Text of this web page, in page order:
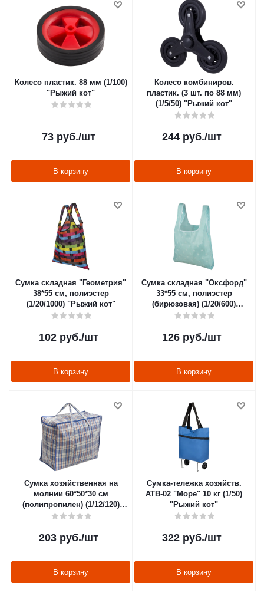
Колесо пластик. 88 мм (1/100)
"Рыжий кот"
73 руб./шт
В корзину
Колесо комбиниров.
пластик. (3 шт. по 88 мм)
(1/5/50) "Рыжий кот"
244 руб./шт
В корзину
Сумка складная "Геометрия"
38*55 см, полиэстер
(1/20/1000) "Рыжий кот"
102 руб./шт
В корзину
Сумка складная "Оксфорд"
33*55 см, полиэстер
(бирюзовая) (1/20/600)
"Рыжий кот"
126 руб./шт
В корзину
Сумка хозяйственная на
молнии 60*50*30 см
(полипропилен) (1/12/120)
"Рыжий кот"
203 руб./шт
В корзину
Сумка-тележка хозяйств.
ATB-02 "Море" 10 кг (1/50)
"Рыжий кот"
322 руб./шт
В корзину